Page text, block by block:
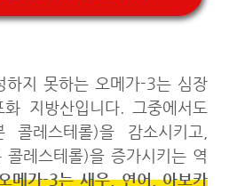
하지 못하는 오메가-3는 심장
지방산입니다. 그중에서도
콜레스테롤)을 감소시키고,
콜레스테롤)을 증가시키는 역
메가-3는 새우, 연어, 아보카